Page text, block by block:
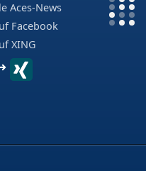
Aces-News
Facebook
XING